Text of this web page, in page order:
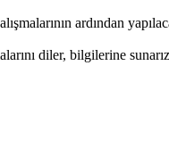
ardından
diler, bilgilerine